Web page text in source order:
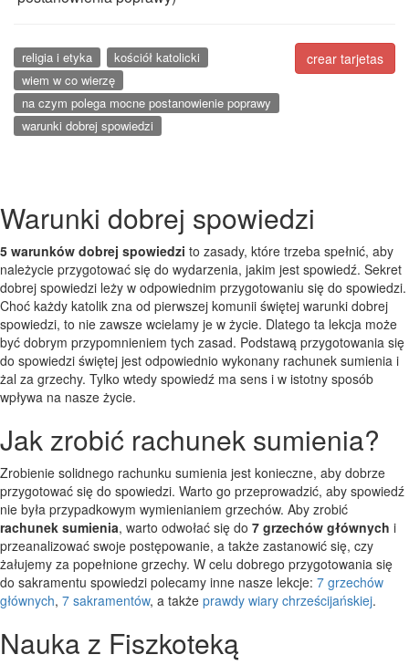
crear tarjetas
religia i etyka
kościół katolicki
wiem w co wierzę
na czym polega mocne postanowienie poprawy
warunki dobrej spowiedzi
Warunki dobrej spowiedzi
5 warunków dobrej spowiedzi to zasady, które trzeba spełnić, aby
należycie przygotować się do wydarzenia, jakim jest spowiedź. Sekret
dobrej spowiedzi leży w odpowiednim przygotowaniu się do spowiedzi.
Choć każdy katolik zna od pierwszej komunii świętej warunki dobrej
spowiedzi, to nie zawsze wcielamy je w życie. Dlatego ta lekcja może
być dobrym przypomnieniem tych zasad. Podstawą przygotowania się
do spowiedzi świętej jest odpowiednio wykonany rachunek sumienia i
żal za grzechy. Tylko wtedy spowiedź ma sens i w istotny sposób
wpływa na nasze życie.
Jak zrobić rachunek sumienia?
Zrobienie solidnego rachunku sumienia jest konieczne, aby dobrze
przygotować się do spowiedzi. Warto go przeprowadzić, aby spowiedź
nie była przypadkowym wymienianiem grzechów. Aby zrobić
rachunek sumienia, warto odwołać się do 7 grzechów głównych i
przeanalizować swoje postępowanie, a także zastanowić się, czy
żałujemy za popełnione grzechy. W celu dobrego przygotowania się
do sakramentu spowiedzi polecamy inne nasze lekcje: 7 grzechów
głównych, 7 sakramentów, a także prawdy wiary chrześcijańskiej.
Nauka z Fiszkoteką